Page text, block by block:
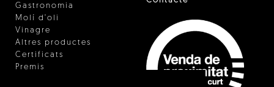
Gastronomia
Molí d'oli
Vinagre
Altres productes
Certificats
Premis